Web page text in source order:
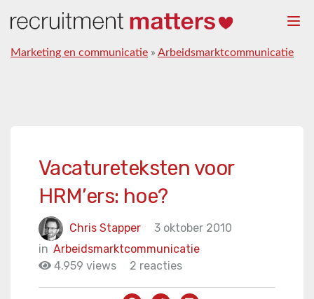
Marketing en communicatie » Arbeidsmarktcommunicatie
Vacatureteksten voor
HRM’ers: hoe?
Chris Stapper
3 oktober 2010
in Arbeidsmarktcommunicatie
4.959 views
2 reacties